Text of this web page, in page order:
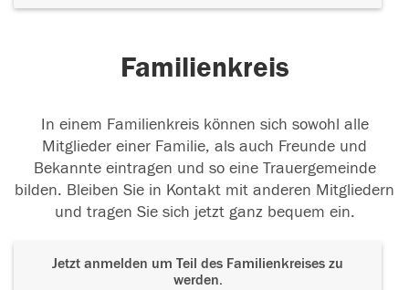
Familienkreis
In einem Familienkreis können sich sowohl alle
Mitglieder einer Familie, als auch Freunde und
Bekannte eintragen und so eine Trauergemeinde
bilden. Bleiben Sie in Kontakt mit anderen Mitgliedern
und tragen Sie sich jetzt ganz bequem ein.
Jetzt anmelden um Teil des Familienkreises zu
werden.